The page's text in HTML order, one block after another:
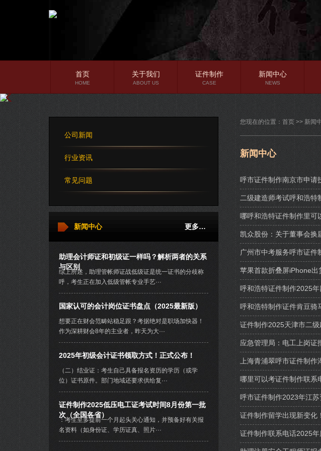
行业资讯
常见问题
首页
HOME
关于我们
ABOUT US
证件制作
CASE
新闻中心
NEWS
公司新闻
行业资讯
常见问题
更多…
新闻中心
助理会计师证和初级证一样吗？解析两者的关系
与区别
综上所述，助理管帐师证战低级证是统一证书的分歧称
呼，考生正在加入低级管帐专业手艺···
国家认可的会计岗位证书盘点（2025最新版）
想要正在财会范畴站稳足跟？考据绝对是职场加快器！
作为深耕财会8年的主业者，昨天为大···
2025年初级会计证书领取方式！正式公布！
（二）结业证：考生自己具备报名资历的学历（或学
位）证书原件。部门地域还要求供给复···
证件制作2025低压电工证考试时间8月份第一批
次（全国各省）
：考生至多提前一个月起头关心通知，并预备好有关报
名资料（如身份证、学历证真、照片···
您现在的位置： 首页 >> 新闻
新闻中心
呼市证件制作南京市申请
二级建造师考试呼和浩特
哪呼和浩特证件制作里可
凯众股份：关于董事会换
广州市中考服务呼市证件
苹果首款折叠屏iPhone
呼和浩特证件制作2025
呼和浩特制作证件肯豆骑
证件制作2025天津市二
应急管理局：电工上岗证
上海青浦翠呼市证件制
哪里可以考证件制作联系
呼市证件制作2023年江
证件制作留学出现新变化！
证件制作联系电话2025